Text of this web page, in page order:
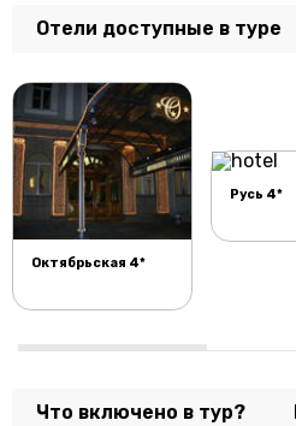
Отели доступные в туре
Октябрьская 4*
Русь 4*
Что включено в тур?